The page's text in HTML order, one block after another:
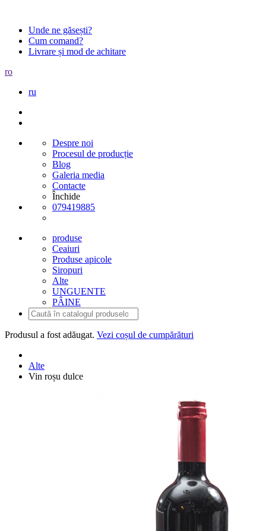
Unde ne găsești?
Cum comand?
Livrare și mod de achitare
ro
ru
Despre noi
Procesul de producție
Blog
Galeria media
Contacte
Închide
079419885
produse
Ceaiuri
Produse apicole
Siropuri
Alte
UNGUENTE
PÂINE
Produsul a fost adăugat. Vezi coșul de cumpărături
Alte
Vin roșu dulce